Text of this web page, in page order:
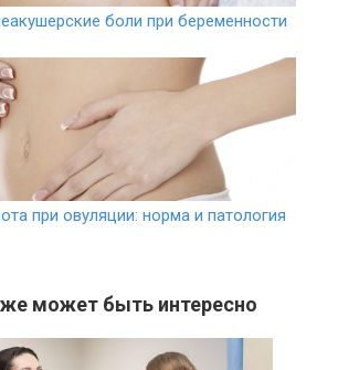
боли при беременности
при овуляции: норма и патология
может быть интересно